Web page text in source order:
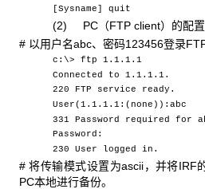
[Sysname] quit
(2) PC（FTP client）的配置
# 以用户名abc、密码123456登录FTP
c:\> ftp 1.1.1.1
Connected to 1.1.1.1.
220 FTP service ready.
User(1.1.1.1:(none)):abc
331 Password required for
Password:
230 User logged in.
#将传输模式设置为ascii，并将IRF
PC本地进行备份。